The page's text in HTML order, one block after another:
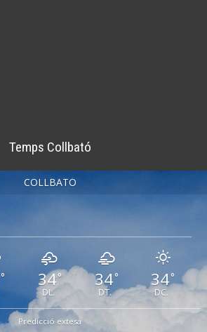
Temps Collbató
COLLBATÓ
° 34°
DL.
34°
DT.
34°
DC.
Predicció extesa